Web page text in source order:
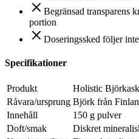
Begränsad transparens
portion
Doseringssked följer
Specifikationer
Produkt
Holistic
Råvara/ursprung Björk från
Innehåll
150 g pulver
Doft/smak
Diskret